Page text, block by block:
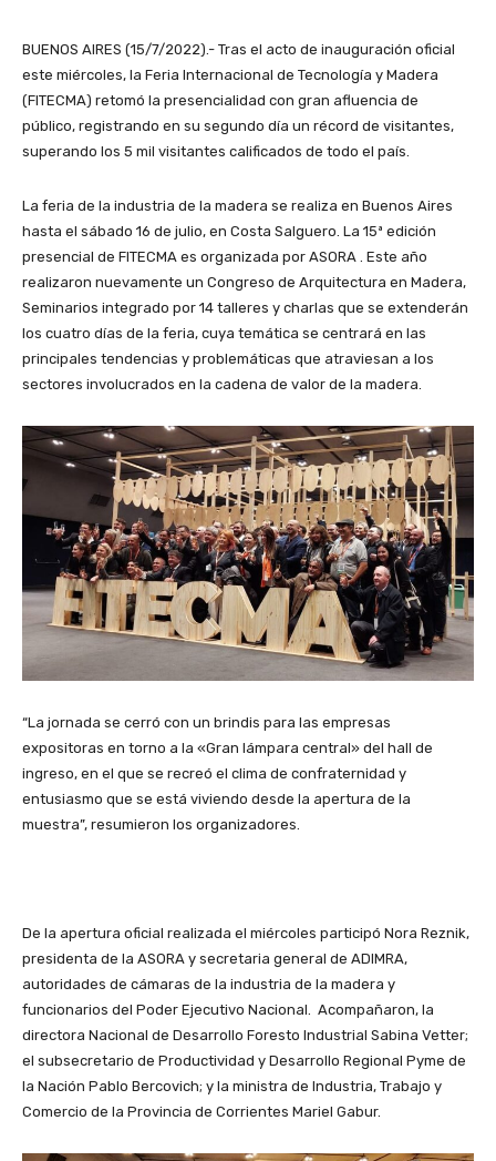
BUENOS AIRES (15/7/2022).- Tras el acto de inauguración oficial
este miércoles, la Feria Internacional de Tecnología y Madera
(FITECMA) retomó la presencialidad con gran afluencia de
público, registrando en su segundo día un récord de visitantes,
superando los 5 mil visitantes calificados de todo el país.
La feria de la industria de la madera se realiza en Buenos Aires
hasta el sábado 16 de julio, en Costa Salguero. La 15ª edición
presencial de FITECMA es organizada por ASORA . Este año
realizaron nuevamente un Congreso de Arquitectura en Madera,
Seminarios integrado por 14 talleres y charlas que se extenderán
los cuatro días de la feria, cuya temática se centrará en las
principales tendencias y problemáticas que atraviesan a los
sectores involucrados en la cadena de valor de la madera.
“La jornada se cerró con un brindis para las empresas
expositoras en torno a la «Gran lámpara central» del hall de
ingreso, en el que se recreó el clima de confraternidad y
entusiasmo que se está viviendo desde la apertura de la
muestra”, resumieron los organizadores.
De la apertura oficial realizada el miércoles participó Nora Reznik,
presidenta de la ASORA y secretaria general de ADIMRA,
autoridades de cámaras de la industria de la madera y
funcionarios del Poder Ejecutivo Nacional. Acompañaron, la
directora Nacional de Desarrollo Foresto Industrial Sabina Vetter;
el subsecretario de Productividad y Desarrollo Regional Pyme de
la Nación Pablo Bercovich; y la ministra de Industria, Trabajo y
Comercio de la Provincia de Corrientes Mariel Gabur.